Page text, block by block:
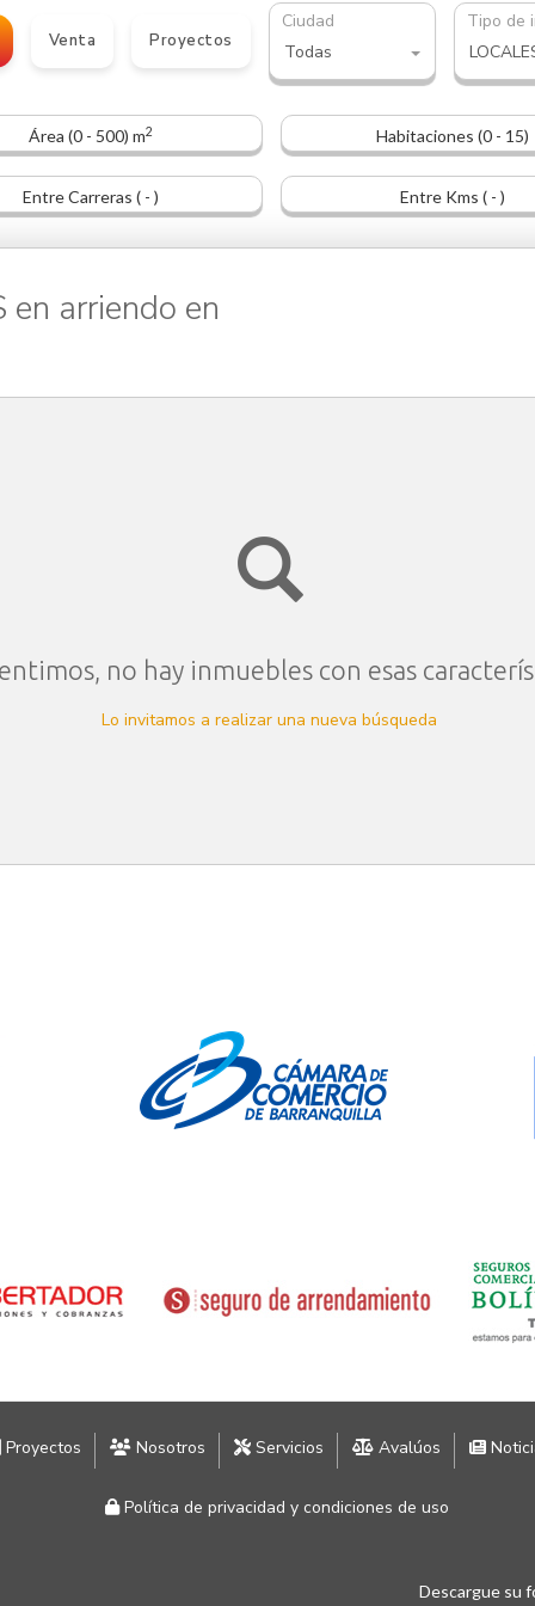
Venta Proyectos
Ciudad
Todas
Tipo de
Área (0 - 500) m2 Habitaciones (0 - 15)
Entre Carreras ( - ) Entre Kms ( - )
arriendo en
no hay inmuebles con esas
Lo invitamos a realizar una nueva búsqueda
Proyectos Nosotros Servicios Avalúos
Política de privacidad y condiciones de uso
Descargue su